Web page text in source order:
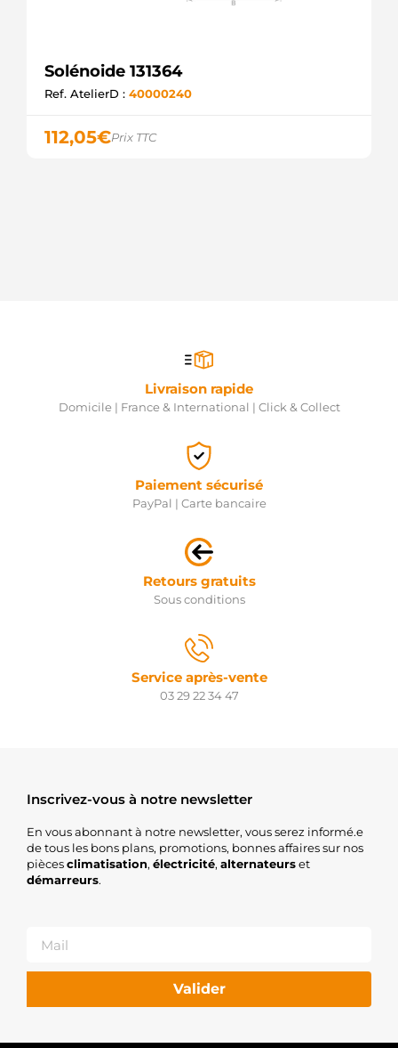
Solénoide 131364
Ref. AtelierD : 40000240
112,05€Prix TTC
Livraison rapide
Domicile | France & International | Click & Collect
Paiement sécurisé
PayPal | Carte bancaire
Retours gratuits
Sous conditions
Service après-vente
03 29 22 34 47
Inscrivez-vous à notre newsletter
En vous abonnant à notre newsletter, vous serez informé.e
de tous les bons plans, promotions, bonnes affaires sur nos
piècesclimatisation, électricité, alternateurset
démarreurs.
Valider